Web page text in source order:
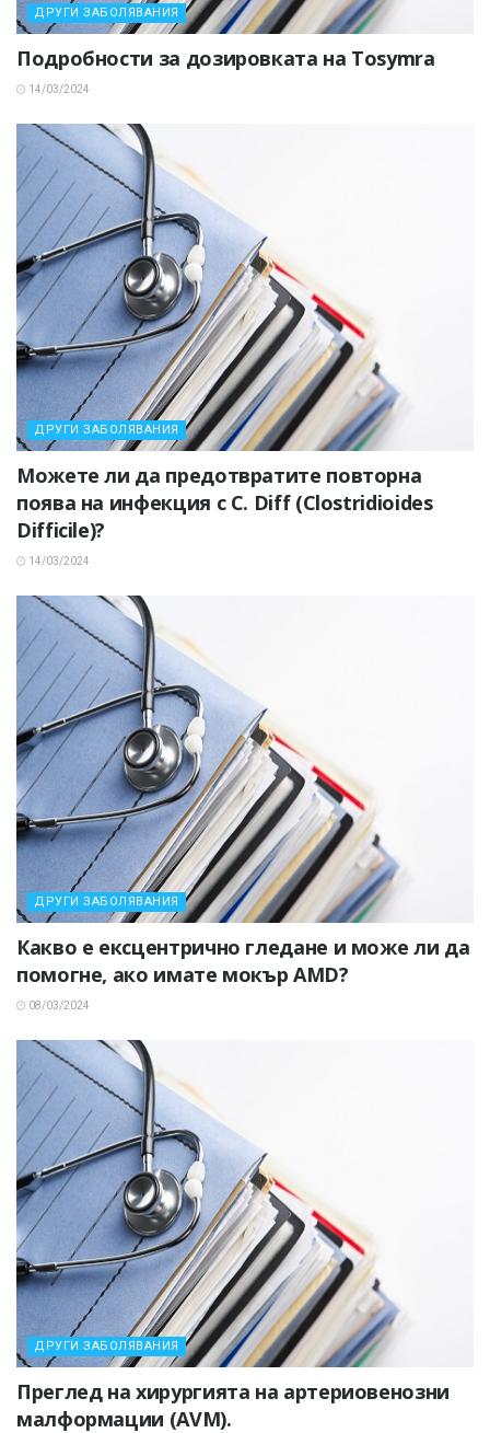
ДРУГИ ЗАБОЛЯВАНИЯ
Подробности за дозировката на Tosymra
14/03/2024
ДРУГИ ЗАБОЛЯВАНИЯ
Можете ли да предотвратите повторна
поява на инфекция с C. Diff (Clostridioides
Difficile)?
14/03/2024
ДРУГИ ЗАБОЛЯВАНИЯ
Какво е ексцентрично гледане и може ли да
помогне, ако имате мокър AMD?
08/03/2024
ДРУГИ ЗАБОЛЯВАНИЯ
Преглед на хирургията на артериовенозни
малформации (AVM).